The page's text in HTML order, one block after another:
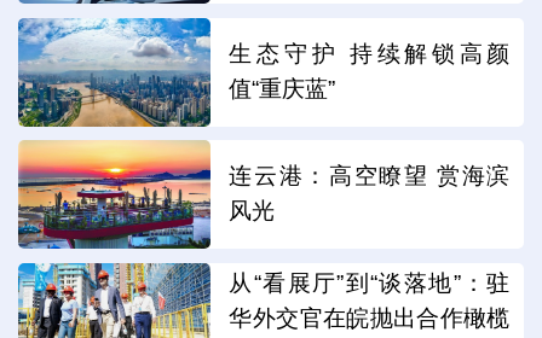
生态守护 持续解锁高颜
值“重庆蓝”
连云港：高空瞭望 赏海滨
风光
从“看展厅”到“谈落地”：驻
华外交官在皖抛出合作橄榄